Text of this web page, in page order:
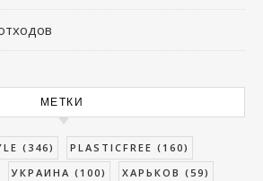
МЕТКИ
(346) PLASTICFREE (160)
УКРАИНА (100) ХАРЬКОВ (59)